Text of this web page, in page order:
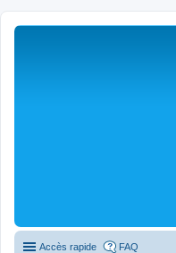
Accès rapide FAQ